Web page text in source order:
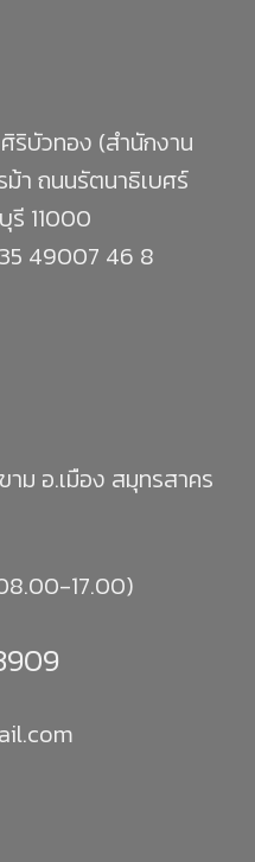
ริบัวทอง (สำนักงาน
า ถนนรัตนาธิเบศร์
รี 11000
49007 46 8
าม อ.เมือง สมุทรสาคร
17.00)